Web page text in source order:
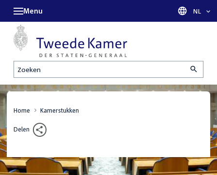
Zoeken
Menu Taal
NL
Home Kamerstukken
Delen